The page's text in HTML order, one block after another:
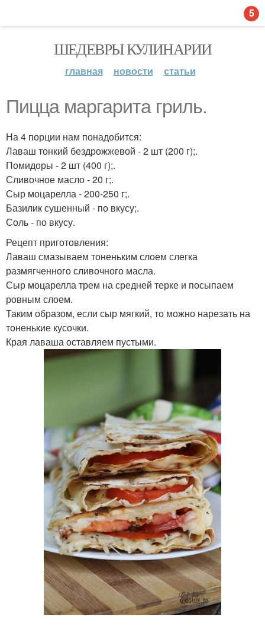
ШЕДЕВРЫ КУЛИНАРИИ
главная новости статьи
Пицца маргарита гриль.
На 4 порции нам понадобится:
Лаваш тонкий бездрожжевой - 2 шт (200 г);.
Помидоры - 2 шт (400 г);.
Сливочное масло - 20 г;.
Сыр моцарелла - 200-250 г;.
Базилик сушенный - по вкусу;.
Соль - по вкусу.
Рецепт приготовления:
Лаваш смазываем тоненьким слоем слегка
размягченного сливочного масла.
Сыр моцарелла трем на средней терке и посыпаем
ровным слоем.
Таким образом, если сыр мягкий, то можно нарезать на
тоненькие кусочки.
Края лаваша оставляем пустыми.
5